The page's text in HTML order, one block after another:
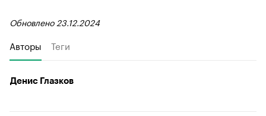
Обновлено 23.12.2024
Авторы Теги
Денис Глазков